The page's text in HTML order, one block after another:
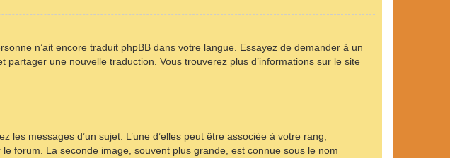
n’ait encore traduit phpBB dans votre langue. Essayez de demander à un
partager une nouvelle traduction. Vous trouverez plus d’informations sur le site
messages d’un sujet. L’une d’elles peut être associée à votre rang,
forum. La seconde image, souvent plus grande, est connue sous le nom